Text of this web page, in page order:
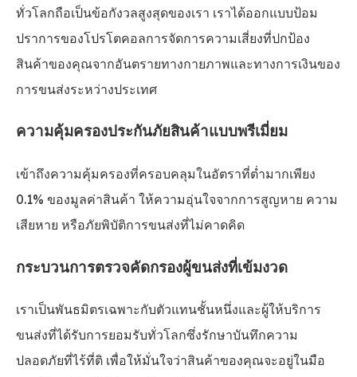
ทั่วโลกถือเป็นข้อกังวลสูงสุดของเรา เราได้ออกแบบป้อม
ปราการของโปรโตคอลการจัดการความเสี่ยงที่ปกป้อง
สินค้าของคุณจากอันตรายทางกายภาพและทางการเงินของ
การขนส่งระหว่างประเทศ
ความคุ้มครองประกันภัยสินค้าแบบพรีเมี่ยม
เข้าถึงความคุ้มครองที่ครอบคลุมในอัตราที่ต่ำมากเพียง
0.1% ของมูลค่าสินค้า ให้ความอุ่นใจจากการสูญหาย ความ
เสียหาย หรือภัยพิบัติการขนส่งที่ไม่คาดคิด
กระบวนการตรวจคัดกรองผู้ขนส่งที่เข้มงวด
เราเป็นพันธมิตรเฉพาะกับตัวแทนชั้นหนึ่งและผู้ให้บริการ
ขนส่งที่ได้รับการยอมรับทั่วโลกซึ่งรักษาบันทึกความ
ปลอดภัยที่ไร้ที่ติ เพื่อให้มั่นใจว่าสินค้าของคุณจะอยู่ในมือ